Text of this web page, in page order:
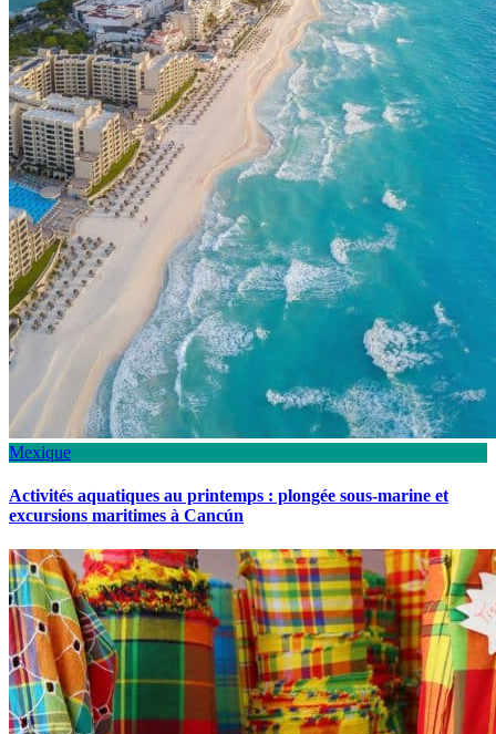
Mexique
Activités aquatiques au printemps : plongée sous-marine et
excursions maritimes à Cancún